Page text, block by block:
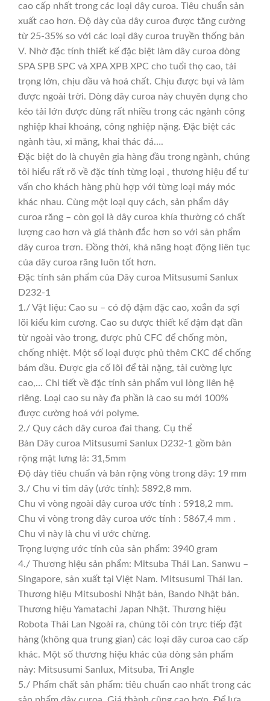
cao cấp nhất trong các loại dây curoa. Tiêu chuẩn sản
xuất cao hơn. Độ dày của dây curoa được tăng cường
từ 25-35% so với các loại dây curoa truyền thống bản
V. Nhờ đặc tính thiết kế đặc biệt làm dây curoa dòng
SPA SPB SPC và XPA XPB XPC cho tuổi thọ cao, tải
trọng lớn, chịu dầu và hoá chất. Chịu được bụi và làm
được ngoài trời. Dòng dây curoa này chuyên dụng cho
kéo tải lớn được dùng rất nhiều trong các ngành công
nghiệp khai khoáng, công nghiệp nặng. Đặc biệt các
ngành tàu, xi măng, khai thác đá….
Đặc biệt do là chuyên gia hàng đầu trong ngành, chúng
tôi hiểu rất rõ về đặc tính từng loại , thương hiệu để tư
vấn cho khách hàng phù hợp với từng loại máy móc
khác nhau. Cùng một loại quy cách, sản phẩm dây
curoa răng – còn gọi là dây curoa khía thường có chất
lượng cao hơn và giá thành đắc hơn so với sản phẩm
dây curoa trơn. Đồng thời, khả năng hoạt động liên tục
của dây curoa răng luôn tốt hơn.
Đặc tính sản phẩm của Dây curoa Mitsusumi Sanlux
D232-1
1./ Vật liệu: Cao su – có độ đậm đặc cao, xoắn đa sợi
lõi kiểu kim cương. Cao su được thiết kế đậm đạt dần
từ ngoài vào trong, được phủ CFC để chống mòn,
chống nhiệt. Một số loại được phủ thêm CKC để chống
bám dầu. Được gia cố lõi để tải nặng, tải cường lực
cao,… Chi tiết về đặc tính sản phẩm vui lòng liên hệ
riêng. Loại cao su này đa phần là cao su mới 100%
được cường hoá với polyme.
2./ Quy cách dây curoa đai thang. Cụ thể
Bản Dây curoa Mitsusumi Sanlux D232-1 gồm bản
rộng mặt lưng là: 31,5mm
Độ dày tiêu chuẩn và bản rộng vòng trong dây: 19 mm
3./ Chu vi tim dây (ước tính): 5892,8 mm.
Chu vi vòng ngoài dây curoa ước tính : 5918,2 mm.
Chu vi vòng trong dây curoa ước tính : 5867,4 mm .
Chu vi này là chu vi ước chừng.
Trọng lượng ước tính của sản phẩm: 3940 gram
4./ Thương hiệu sản phẩm: Mitsuba Thái Lan. Sanwu –
Singapore, sản xuất tại Việt Nam. Mitsusumi Thái lan.
Thương hiệu Mitsuboshi Nhật bản, Bando Nhật bản.
Thương hiệu Yamatachi Japan Nhật. Thương hiệu
Robota Thái Lan Ngoài ra, chúng tôi còn trực tiếp đặt
hàng (không qua trung gian) các loại dây curoa cao cấp
khác. Một số thương hiệu khác của dòng sản phẩm
này: Mitsusumi Sanlux, Mitsuba, Tri Angle
5./ Phẩm chất sản phẩm: tiêu chuẩn cao nhất trong các